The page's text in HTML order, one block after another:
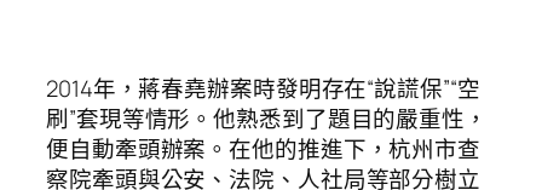
2014年，蔣春堯辦案時發明存在“說謊保”“空
刷”套現等情形。他熟悉到了題目的嚴重性，
便自動牽頭辦案。在他的推進下，杭州市查
察院牽頭與公安、法院、人社局等部分樹立